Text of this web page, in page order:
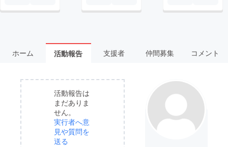
ホーム 活動報告 支援者 仲間募集 コメント
活動報告は
まだありま
せん。
実行者へ意
見や質問を
送る